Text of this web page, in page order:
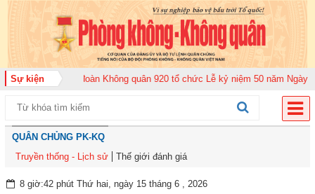
Sự kiệnTrung đoàn Không quân 920 tổ chức Lễ kỷ niệm 50 năm Ngày
QUÂN CHỦNG PK-KQ
Truyền thống - Lịch sử
Thế giới đánh giá
8 giờ:42 phút Thứ hai, ngày 15 tháng 6 , 2026